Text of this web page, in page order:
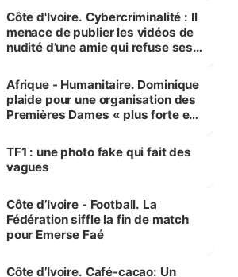
des Transports
Côte d'Ivoire. Cybercriminalité : Il
menace de publier les vidéos de
nudité d’une amie qui refuse ses
Afrique - Humanitaire. Dominique
plaide pour une organisation des
Premières Dames « plus forte et
sur la scène internationale »
TF1 : une photo fake qui fait des
vagues
Côte d’Ivoire - Football. La
Fédération siffle la fin de match
pour Emerse Faé
Côte d’Ivoire. Café-cacao: Un